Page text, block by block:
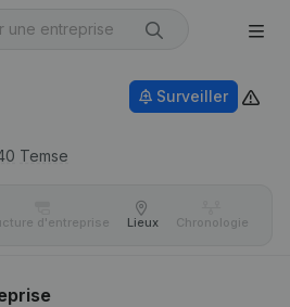
Temse
Surveiller
d'entreprise Lieux Chronologie